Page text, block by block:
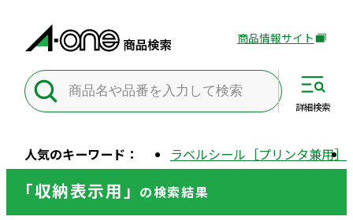
外
サ
別
ン
商品情報サイト
人気のキーワード： ラベルシール［プリンタ兼用］
詳細検索
「収納表示用」 の検索結果